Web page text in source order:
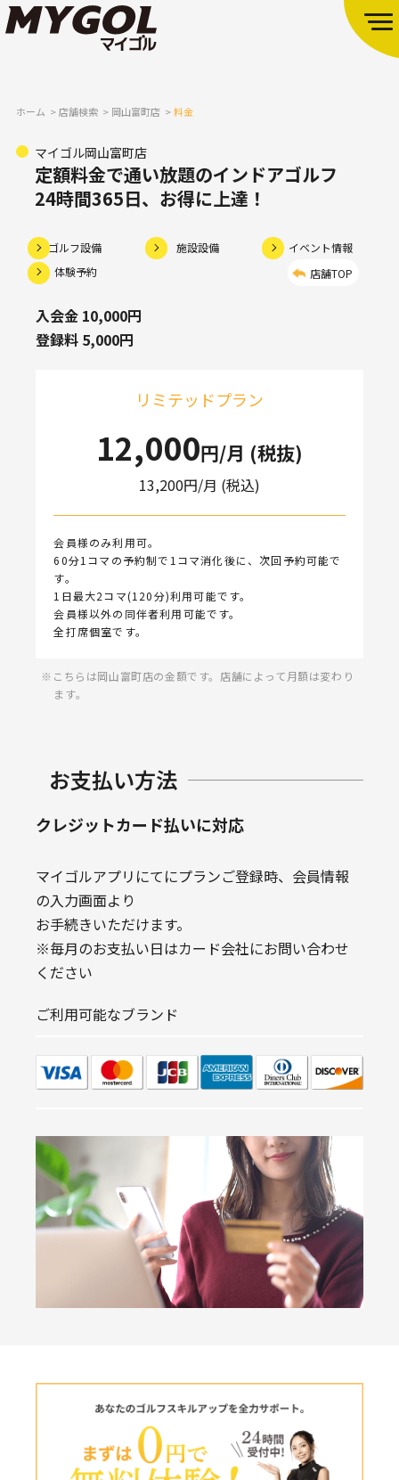
ホーム 店舗検索 岡山富町店 料金
マイゴル岡山富町店
定額料金で通い放題のインドアゴルフ
24時間365日、お得に上達！
ゴルフ設備 施設設備
イベント情報
体験予約
店舗TOP
入会金 10,000円
登録料 5,000円
リミテッドプラン
12,000円/月 (税抜)
13,200円/月 (税込)
会員様のみ利用可。
60分1コマの予約制で1コマ消化後に、次回予約可能で
す。
1日最大2コマ(120分)利用可能です。
会員様以外の同伴者利用可能です。
全打席個室です。
こちらは岡山富町店の金額です。店舗によって月額は変わり
ます。
お支払い方法
クレジットカード払いに対応
マイゴルアプリにてにプランご登録時、会員情報
の入力画面より
お手続きいただけます。
※毎月のお支払い日はカード会社にお問い合わせ
ください
ご利用可能なブランド